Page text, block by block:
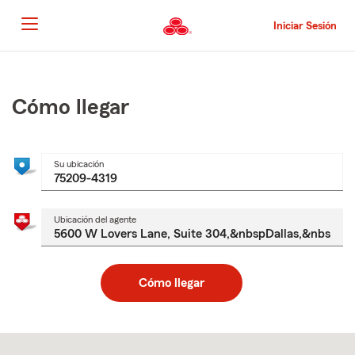
al
contenido
principal
Iniciar Sesión
principal
Cómo llegar
Su ubicación
Ubicación del agente
Cómo llegar
to